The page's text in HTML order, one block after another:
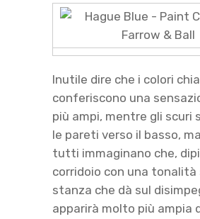
Inutile dire che i colori
conferiscono una
più ampi, mentre gli scuri
le pareti verso il basso,
tutti immaginano che,
corridoio con una tonalità
stanza che dà sul
apparirà molto più ampia